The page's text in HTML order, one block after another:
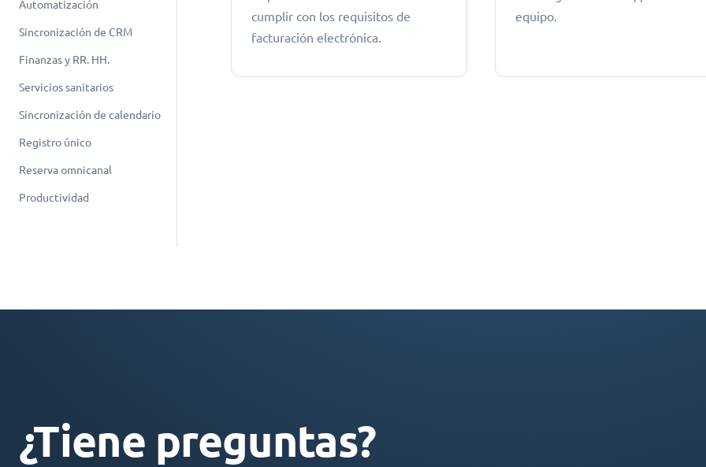
Automatización
Sincronización de CRM
Finanzas y RR. HH.
Servicios sanitarios
Sincronización de calendario
Registro único
Reserva omnicanal
Productividad
cumplir con los requisitos de
facturación electrónica.
equipo.
¿Tiene preguntas?